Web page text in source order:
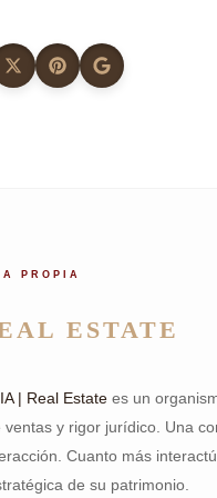
PROPIA
ESTATE
| Real Estate es un
y rigor jurídico. Una
Cuanto más
de su patrimonio.